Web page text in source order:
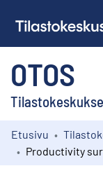
OTOS
Kokoelmat
Etusivu
Productivity